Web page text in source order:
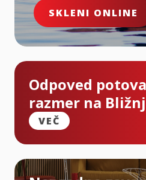
SKLENI ONLINE
Odpoved
razmer na
VEČ